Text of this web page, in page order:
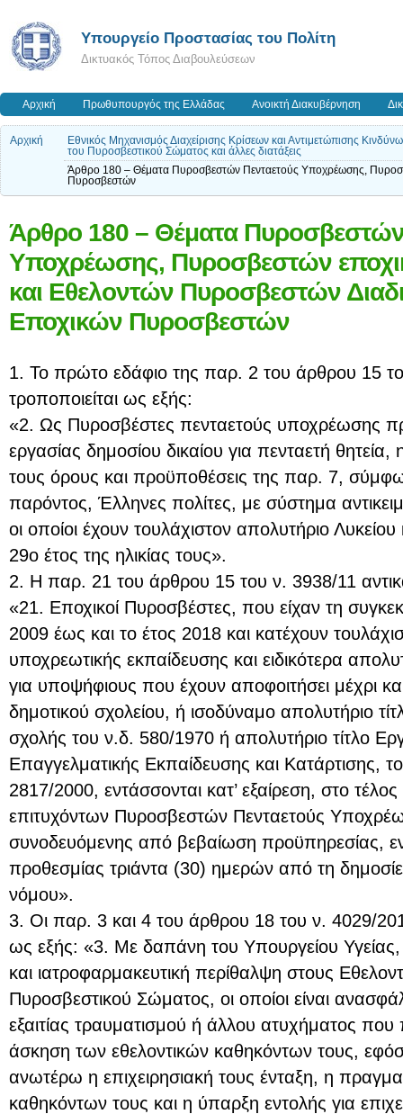
Υπουργείο Προστασίας του Πολίτη
Δικτυακός Τόπος Διαβουλεύσεων
Αρχική Πρωθυπουργός της Ελλάδας Ανοικτή Διακυβέρνηση
Αρχική
Εθνικός Μηχανισμός Διαχείρισης Κρίσεων και Αντιμετώπισης
του Πυροσβεστικού Σώματος και άλλες διατάξεις
Άρθρο 180 – Θέματα Πυροσβεστών Πενταετούς Υποχρέωσης,
Πυροσβεστών
Άρθρο 180 – Θέματα Πυροσβεστών
Υποχρέωσης, Πυροσβεστών
και Εθελοντών Πυροσβεστών
Εποχικών Πυροσβεστών
1. Το πρώτο εδάφιο της παρ. 2 του άρθρου 15
τροποποιείται ως εξής:
«2. Ως Πυροσβέστες πενταετούς υποχρέωσης
εργασίας δημοσίου δικαίου για πενταετή
τους όρους και προϋποθέσεις της παρ. 7,
παρόντος, Έλληνες πολίτες, με σύστημα
οι οποίοι έχουν τουλάχιστον απολυτήριο
29ο έτος της ηλικίας τους».
2. Η παρ. 21 του άρθρου 15 του ν. 3938/11
«21. Εποχικοί Πυροσβέστες, που είχαν τη
2009 έως και το έτος 2018 και κατέχουν
υποχρεωτικής εκπαίδευσης και ειδικότερα
για υποψήφιους που έχουν αποφοιτήσει μέχρι
δημοτικού σχολείου, ή ισοδύναμο απολυτήριο
σχολής του ν.δ. 580/1970 ή απολυτήριο τίτλο
Επαγγελματικής Εκπαίδευσης και Κατάρτισης,
2817/2000, εντάσσονται κατ’ εξαίρεση, στο
επιτυχόντων Πυροσβεστών Πενταετούς
συνοδευόμενης από βεβαίωση προϋπηρεσίας,
προθεσμίας τριάντα (30) ημερών από τη
νόμου».
3. Οι παρ. 3 και 4 του άρθρου 18 του ν. 4029/
ως εξής: «3. Με δαπάνη του Υπουργείου Υγείας,
και ιατροφαρμακευτική περίθαλψη στους
Πυροσβεστικού Σώματος, οι οποίοι είναι
εξαιτίας τραυματισμού ή άλλου ατυχήματος
άσκηση των εθελοντικών καθηκόντων τους,
ανωτέρω η επιχειρησιακή τους ένταξη, η
καθηκόντων τους και η ύπαρξη εντολής για